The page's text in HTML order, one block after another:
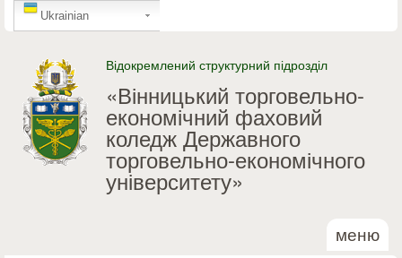
Перейти до основного
GTranslate
Ukrainian
Відокремлений структурний підрозділ
«Вінницький торговельно-
економічний фаховий
коледж Державного
торговельно-економічного
університету»
меню